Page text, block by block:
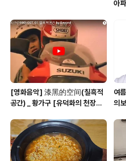
아
[영화음악] 漆黑的空间(칠흑적
공간) _ 황가구 [유덕화의 천장지
여
의